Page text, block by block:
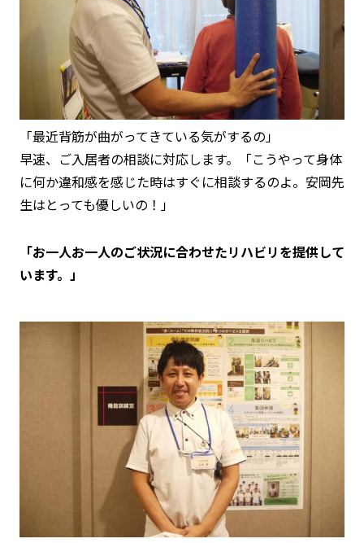
「最近背筋が曲がってきている気がするの」
早速、ご入居者の相談に対応します。「こうやって身体
に何か違和感を感じた時はすぐに相談するのよ。安岡先
生はとっても優しいの！」
「お一人お一人のご状況に合わせたリハビリを提供して
います。」